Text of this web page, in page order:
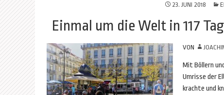
23. JUNI 2018
Einmal um die Welt in 117
VON
Mit Böllern
Umrisse der
krachte und